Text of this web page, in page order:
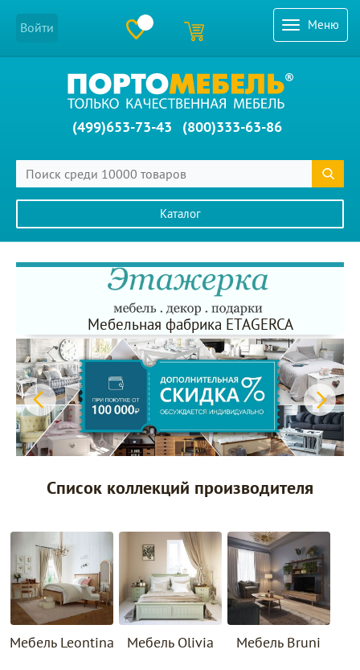
Меню
Войти
(499)653-73-43 (800)333-63-86
Каталог
Главное меню сайта
Мебельная фабрика ETAGERCA
Список коллекций производителя
Мебель Leontina Мебель Olivia Мебель Bruni